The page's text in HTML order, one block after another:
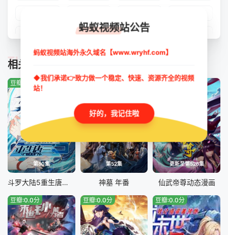
第15集 第16集
第18集 第19集 第20集
第24集
相关推荐
TUIJIAN
第80集
豆瓣:0.0分
斗罗大陆5重生唐三 动态漫画
第52集
豆瓣:2.7分
神墓 年番
更新至第526集
豆瓣:9.0分
仙武帝尊动态漫画
豆瓣:0.0分 豆瓣:0.0分 豆瓣:0.0分
蚂蚁视频站公告
蚂蚁视频站海外永久域名【www.wryhf.com】
◆我们承诺👉致力做一个稳定、快速、资源齐全的视频
站！
好的，我记住啦